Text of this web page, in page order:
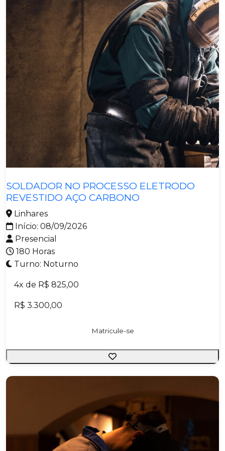
Nr35 Trabalho em Altura
Oficial de Operação Ferroviária - Off
Operação de Empilhadeira
Operação de Torno Cnc
Pintura Industrial
Planejamento de Animação
Polimento Automotivo
Refrigeração Básica
Segurança em Veículos Eletrificados
Sistema de Injeção Eletrônica
Soldador no Processo Eletrodo Revestido Aço
Soldador no Processo Mag
Carbono
Técnicas Básicas de Operação em Máquina de
Costura Reta Eletrônica
Torneiro Mecânico
Tratamento de Patologias, Preparação,
Resinagem e Montagem de Mosaicos de Rochas
Exóticas
Desenvolvimento de Sistemas
Eletrônica e Automação
Gerencial
SOLDADOR NO PROCESSO ELETRODO
REVESTIDO AÇO CARBONO
Linhares
Início: 08/09/2026
Presencial
180 Horas
Turno: Noturno
4x de R$ 825,00
R$ 3.300,00
Matricule-se